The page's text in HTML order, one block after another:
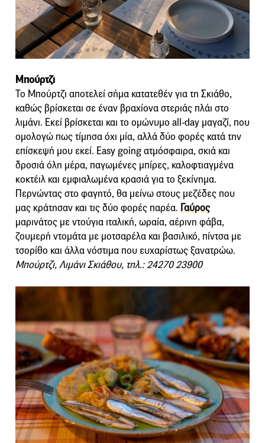
Μπούρτζι
Το Μπούρτζι αποτελεί σήμα κατατεθέν για τη Σκιάθο,
καθώς βρίσκεται σε έναν βραχίονα στεριάς πλάι στο
λιμάνι. Εκεί βρίσκεται και το ομώνυμο all-day μαγαζί, που
ομολογώ πως τίμησα όχι μία, αλλά δύο φορές κατά την
επίσκεψή μου εκεί. Easy going ατμόσφαιρα, σκιά και
δροσιά όλη μέρα, παγωμένες μπίρες, καλοφτιαγμένα
κοκτέιλ και εμφιαλωμένα κρασιά για το ξεκίνημα.
Περνώντας στο φαγητό, θα μείνω στους μεζέδες που
μας κράτησαν και τις δύο φορές παρέα. Γαύρος
μαρινάτος με ντούγια ιταλική, ωραία, αέρινη φάβα,
ζουμερή ντομάτα με μοτσαρέλα και βασιλικό, πίντσα με
τσορίθο και άλλα νόστιμα που ευχαρίστως ξανατρώω.
Μπούρτζι, Λιμάνι Σκιάθου, τηλ.: 24270 23900